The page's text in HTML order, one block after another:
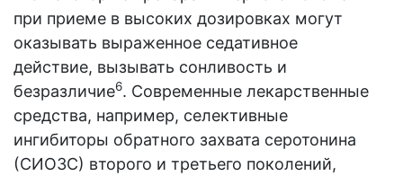
при приеме в высоких дозировках могут
оказывать выраженное седативное
действие, вызывать сонливость и
безразличие6. Современные лекарственные
средства, например, селективные
ингибиторы обратного захвата серотонина
(СИОЗС) второго и третьего поколений,